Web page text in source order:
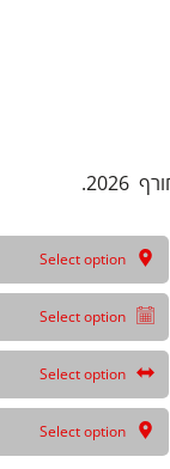
Select option
Select option
Select option
Select option